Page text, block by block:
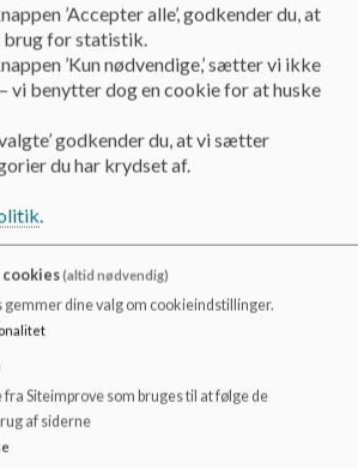
Stigsborg, er der en lysreguleret
Bygade for fodgængere og cyklister.
radardetektering og fungerer
venstre vognbane, nærmest Huset
da alle børn bliver sat af på den
Det er kun tilladt med ind- og
goodbye".
behov kan søge om tilladelse til
ved huset.
Henning J
’Accepter alle’, godkender du, at
for statistik.
’Kun nødvendige,’ sætter vi ikke
vi benytter dog en cookie for at huske
godkender du, at vi sætter
du har krydset af.
.
cookies(altid nødvendig)
gemmer dine valg om cookieindstillinger.
Siteimprove som bruges til at følge de
af siderne